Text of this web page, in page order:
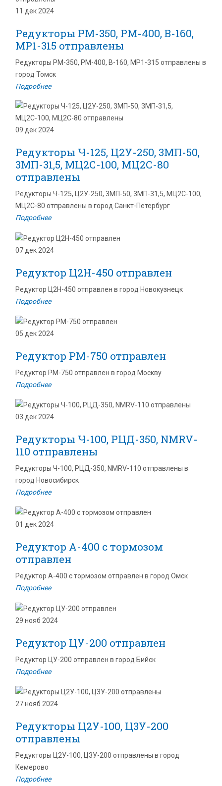
11 дек 2024
Редукторы РМ-350, РМ-400, В-160,
МР1-315 отправлены
Редукторы РМ-350, РМ-400, В-160, МР1-315 отправлены в
город Томск
Подробнее
09 дек 2024
Редукторы Ч-125, Ц2У-250, 3МП-50,
3МП-31,5, МЦ2С-100, МЦ2С-80
отправлены
Редукторы Ч-125, Ц2У-250, 3МП-50, 3МП-31,5, МЦ2С-100,
МЦ2С-80 отправлены в город Санкт-Петербург
Подробнее
07 дек 2024
Редуктор Ц2Н-450 отправлен
Редуктор Ц2Н-450 отправлен в город Новокузнецк
Подробнее
05 дек 2024
Редуктор РМ-750 отправлен
Редуктор РМ-750 отправлен в город Москву
Подробнее
03 дек 2024
Редукторы Ч-100, РЦД-350, NMRV-
110 отправлены
Редукторы Ч-100, РЦД-350, NMRV-110 отправлены в
город Новосибирск
Подробнее
01 дек 2024
Редуктор А-400 с тормозом
отправлен
Редуктор А-400 с тормозом отправлен в город Омск
Подробнее
29 нояб 2024
Редуктор ЦУ-200 отправлен
Редуктор ЦУ-200 отправлен в город Бийск
Подробнее
27 нояб 2024
Редукторы Ц2У-100, Ц3У-200
отправлены
Редукторы Ц2У-100, Ц3У-200 отправлены в город
Кемерово
Подробнее